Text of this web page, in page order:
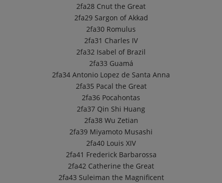
2fa28 Cnut the Great
2fa29 Sargon of Akkad
2fa30 Romulus
2fa31 Charles IV
2fa32 Isabel of Brazil
2fa33 Guamá
2fa34 Antonio Lopez de Santa Anna
2fa35 Pacal the Great
2fa36 Pocahontas
2fa37 Qin Shi Huang
2fa38 Wu Zetian
2fa39 Miyamoto Musashi
2fa40 Louis XIV
2fa41 Frederick Barbarossa
2fa42 Catherine the Great
2fa43 Suleiman the Magnificent